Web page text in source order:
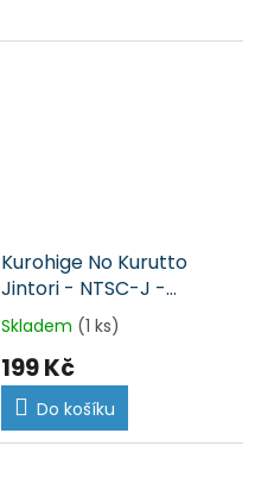
Kurohige No Kurutto
Jintori - NTSC-J -
japonsky (GBA)
Skladem (1 ks)
199 Kč
Do košíku